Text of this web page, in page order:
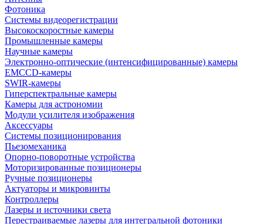
Фотоника
Cистемы видеорегистрации
Высокоскоростные камеры
Промышленные камеры
Научные камеры
Электронно-оптические (интенсифицированные) камеры
EMCCD-камеры
SWIR-камеры
Гиперспектральные камеры
Камеры для астрономии
Модули усилителя изображения
Аксессуары
Системы позиционирования
Пьезомеханика
Опорно-поворотные устройства
Моторизированные позиционеры
Ручные позиционеры
Актуаторы и микровинты
Контроллеры
Лазеры и источники света
Перестраиваемые лазеры для интегральной фотоники